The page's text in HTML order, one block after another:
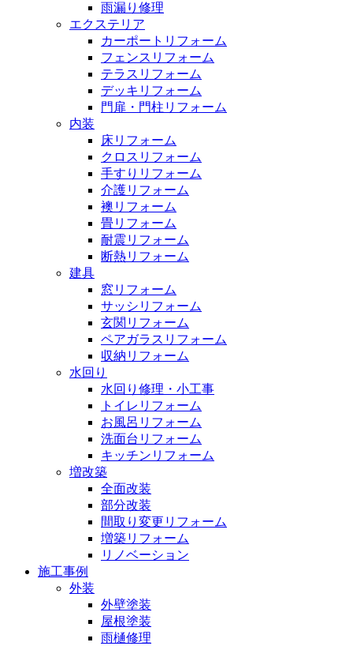
雨漏り修理
エクステリア
カーポートリフォーム
フェンスリフォーム
テラスリフォーム
デッキリフォーム
門扉・門柱リフォーム
内装
床リフォーム
クロスリフォーム
手すりリフォーム
介護リフォーム
襖リフォーム
畳リフォーム
耐震リフォーム
断熱リフォーム
建具
窓リフォーム
サッシリフォーム
玄関リフォーム
ペアガラスリフォーム
収納リフォーム
水回り
水回り修理・小工事
トイレリフォーム
お風呂リフォーム
洗面台リフォーム
キッチンリフォーム
増改築
全面改装
部分改装
間取り変更リフォーム
増築リフォーム
リノベーション
施工事例
外装
外壁塗装
屋根塗装
雨樋修理